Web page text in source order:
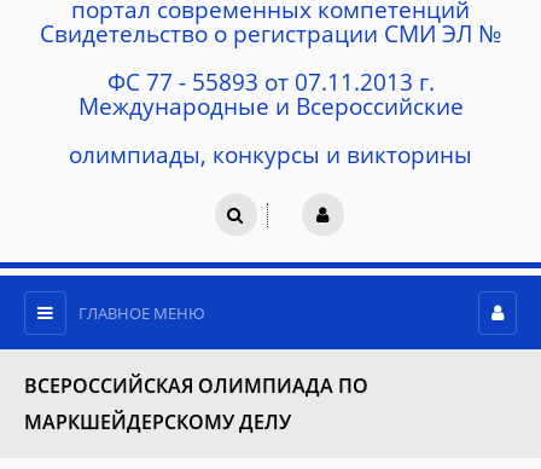
портал современных компетенций
Cвидетельство о регистрации СМИ ЭЛ №
ФС 77 - 55893 от 07.11.2013 г.
Международные и Всероссийские
олимпиады, конкурсы и викторины
ГЛАВНОЕ МЕНЮ
ВСЕРОССИЙСКАЯ ОЛИМПИАДА ПО
МАРКШЕЙДЕРСКОМУ ДЕЛУ